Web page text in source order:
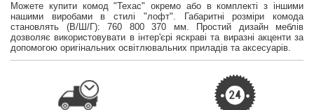
Можете купити комод "Техас" окремо або в комплекті з іншими
нашими виробами в стилі "лофт". Габаритні розміри комода
становлять (В/Ш/Г): 760 800 370 мм. Простий дизайн меблів
дозволяє використовувати в інтер'єрі яскраві та виразні акценти за
допомогою оригінальних освітлювальних приладів та аксесуарів.